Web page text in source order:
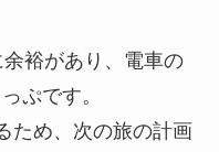
余裕があり、電車の
ぷです。
ため、次の旅の計画